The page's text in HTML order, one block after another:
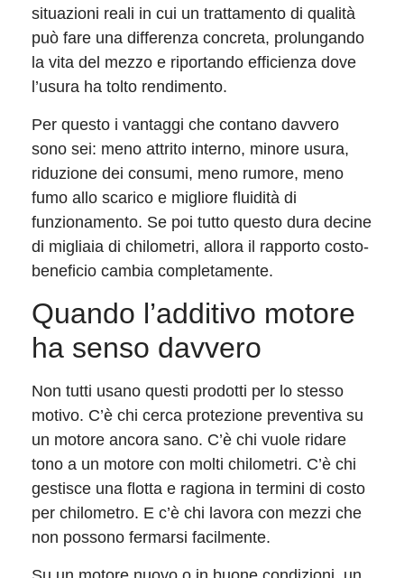
situazioni reali in cui un trattamento di qualità
può fare una differenza concreta, prolungando
la vita del mezzo e riportando efficienza dove
l’usura ha tolto rendimento.
Per questo i vantaggi che contano davvero
sono sei: meno attrito interno, minore usura,
riduzione dei consumi, meno rumore, meno
fumo allo scarico e migliore fluidità di
funzionamento. Se poi tutto questo dura decine
di migliaia di chilometri, allora il rapporto costo-
beneficio cambia completamente.
Quando l’additivo motore
ha senso davvero
Non tutti usano questi prodotti per lo stesso
motivo. C’è chi cerca protezione preventiva su
un motore ancora sano. C’è chi vuole ridare
tono a un motore con molti chilometri. C’è chi
gestisce una flotta e ragiona in termini di costo
per chilometro. E c’è chi lavora con mezzi che
non possono fermarsi facilmente.